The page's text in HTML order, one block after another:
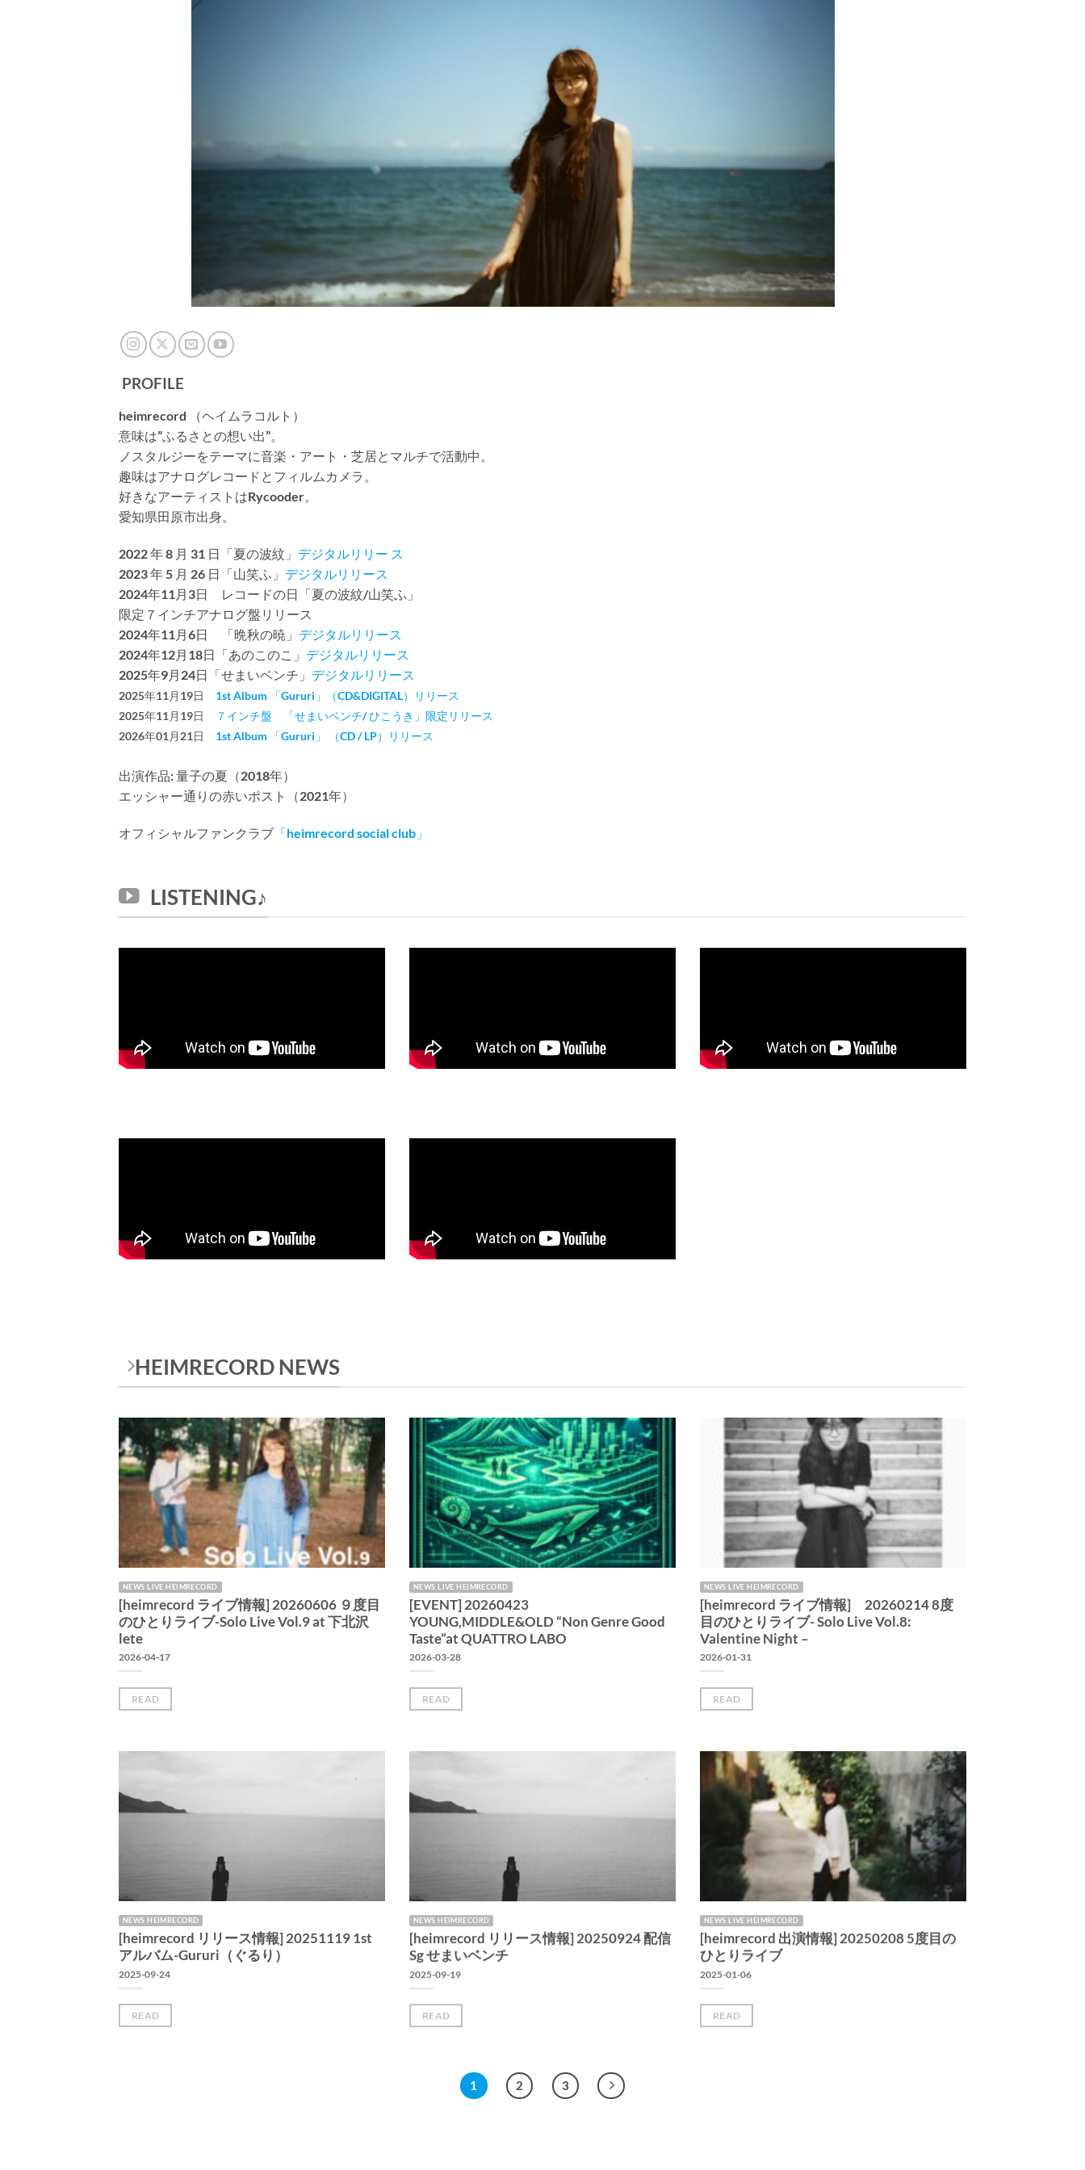
PROFILE
heimrecord （ヘイムラコルト）
意味は”ふるさとの想い出”。
ノスタルジーをテーマに音楽・アート・芝居とマルチで活動中。
趣味はアナログレコードとフィルムカメラ。
好きなアーティストはRycooder。
愛知県田原市出身。
2022 年 8 月 31 日「夏の波紋」 デジタルリリー ス
2023 年 5 月 26 日「山笑ふ」 デジタルリリース
2024年11月3日 レコードの日「夏の波紋/山笑ふ」
限定７インチアナログ盤リリース
2024年11月6日 「晩秋の暁」 デジタルリリース
2024年12月18日「あのこのこ」 デジタルリリース
2025年9月24日「せまいベンチ」 デジタルリリース
2025年11月19日 1st Album 「Gururi」（CD&DIGITAL）リリース
2025年11月19日
７インチ盤 「せまいベンチ/ ひこうき」限定リリース
2026年01月21日 1st Album 「Gururi」 （CD / LP）リリース
出演作品: 量子の夏（2018年）
エッシャー通りの赤いポスト（2021年）
オフィシャルファンクラブ 「heimrecord social club」
LISTENING♪
HEIMRECORD NEWS
NEWS LIVE HEIMRECORD
[heimrecord ライブ情報] 20260606 ９度目
のひとりライブ-Solo Live Vol.9 at 下北沢
lete
2026-04-17
READ
NEWS LIVE HEIMRECORD
[EVENT] 20260423
YOUNG,MIDDLE&OLD “Non Genre Good
Taste”at QUATTRO LABO
2026-03-28
READ
NEWS LIVE HEIMRECORD
[heimrecord ライブ情報] 20260214 8度
目のひとりライブ- Solo Live Vol.8:
Valentine Night –
2026-01-31
READ
NEWS HEIMRECORD
[heimrecord リリース情報] 20251119 1st
アルバム-Gururi（ぐるり）
2025-09-24
READ
NEWS HEIMRECORD
[heimrecord リリース情報] 20250924 配信
Sg せまいベンチ
2025-09-19
READ
NEWS LIVE HEIMRECORD
[heimrecord 出演情報] 20250208 5度目の
ひとりライブ
2025-01-06
READ
1 2 3